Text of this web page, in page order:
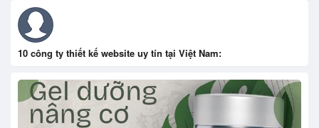
10 công ty thiết kế website uy tín tại Việt Nam: